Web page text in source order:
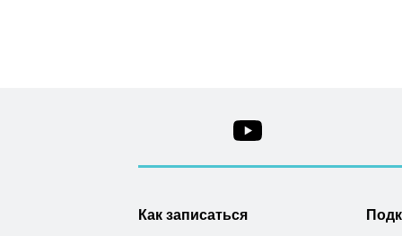
Как записаться